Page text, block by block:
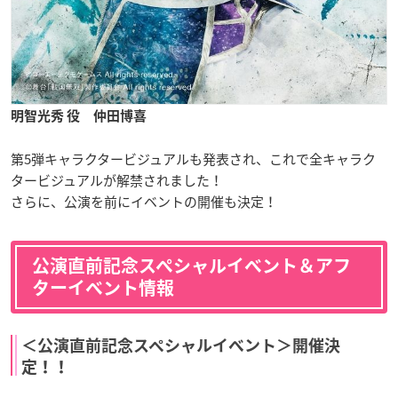
明智光秀 役 仲田博喜
第5弾キャラクタービジュアルも発表され、これで全キャラク
タービジュアルが解禁されました！
さらに、公演を前にイベントの開催も決定！
公演直前記念スペシャルイベント＆アフ
ターイベント情報
＜公演直前記念スペシャルイベント＞開催決
定！！